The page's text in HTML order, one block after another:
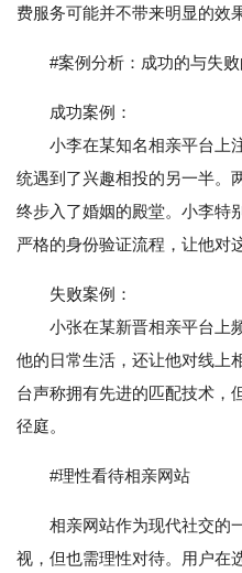
费服务可能并不带来明显的效
#案例分析：成功的与失
成功案例：
小李在某知名相亲平台上
统遇到了兴趣相投的另一半。
终步入了婚姻的殿堂。小李特
严格的身份验证流程，让他对
失败案例：
小张在某新晋相亲平台上频
他的日常生活，还让他对线上
台声称拥有先进的匹配技术，
径庭。
#理性看待相亲网站
相亲网站作为现代社交的
视，但也需理性对待。用户在